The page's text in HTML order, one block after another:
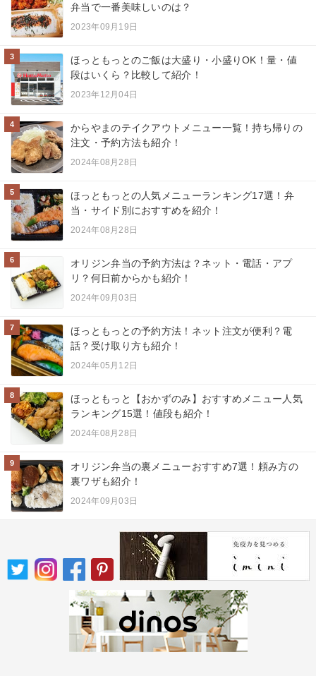
弁当で一番美味しいのは？
2023年09月19日
3
ほっともっとのご飯は大盛り・小盛りOK！量・値
段はいくら？比較して紹介！
2023年12月04日
4
からやまのテイクアウトメニュー一覧！持ち帰りの
注文・予約方法も紹介！
2024年08月28日
5
ほっともっとの人気メニューランキング17選！弁
当・サイド別におすすめを紹介！
2024年08月28日
6
オリジン弁当の予約方法は？ネット・電話・アプ
リ？何日前からかも紹介！
2024年09月03日
7
ほっともっとの予約方法！ネット注文が便利？電
話？受け取り方も紹介！
2024年05月12日
8
ほっともっと【おかずのみ】おすすめメニュー人気
ランキング15選！値段も紹介！
2024年08月28日
9
オリジン弁当の裏メニューおすすめ7選！頼み方の
裏ワザも紹介！
2024年09月03日